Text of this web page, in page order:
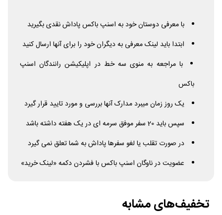
با معرفی دوستان خود به اسنپ باکس پاداش نقدی بگیرید
ابتدا باید لینک معرفی به دیگران خود را برای آنها ارسال کنید
با مراجعه به منوی سه خط در اپلیکیشن رانندگان اسنپ
باکس
یک روز زمان میبرد مدارک آنها بررسی و مورد تایید قرار گیرد
سپس باید 20 سفر موفق سرمه ای در یک هفته داشته باشد
در صورت تقلب یا لغو سفرها پاداش به شما تعلق نمی گیرد
عضویت در ناوگان اسنپ باکس با فشردن دکمه «لینک خرید»
تخفیف‌های مشابه